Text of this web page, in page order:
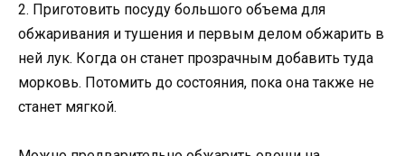
2. Приготовить посуду большого объема для
обжаривания и тушения и первым делом обжарить в
ней лук. Когда он станет прозрачным добавить туда
морковь. Потомить до состояния, пока она также не
станет мягкой.